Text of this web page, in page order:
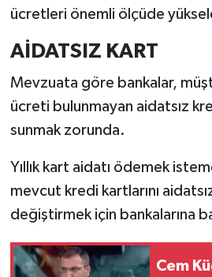
ücretleri önemli ölçüde
AİDATSIZ KART
Mevzuata göre bankalar,
ücreti bulunmayan aidatsız
sunmak zorunda.
Yıllık kart aidatı ödemek
mevcut kredi kartlarını
değiştirmek için bankalarına
Cem